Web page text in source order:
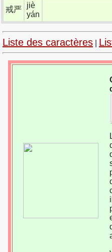
戒严
jiè
yán
Liste des caractères